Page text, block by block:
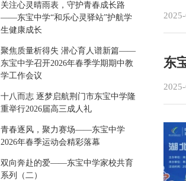
关注心灵晴雨表，守护青春成长路
——东宝中学“和乐心灵驿站”护航学
生健康成长
聚焦质量析得失 潜心育人谱新篇——
东宝中学召开2026年春季学期期中教
学工作会议
十八而志 逐梦启航荆门市东宝中学隆
重举行2026届高三成人礼
青春逐风，聚力赛场——东宝中学
2026年春季运动会精彩落幕
双向奔赴的爱——东宝中学家校共育
系列（二）
东